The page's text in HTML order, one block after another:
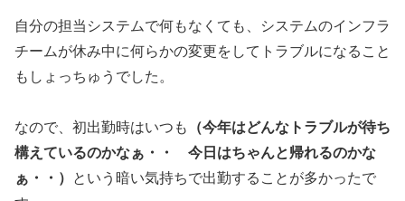
自分の担当システムで何もなくても、システムのインフラ
チームが休み中に何らかの変更をしてトラブルになること
もしょっちゅうでした。
なので、初出勤時はいつも
（今年はどんなトラブルが待ち
構えているのかなぁ・・ 今日はちゃんと帰れるのかな
ぁ・・）
という暗い気持ちで出勤することが多かったで